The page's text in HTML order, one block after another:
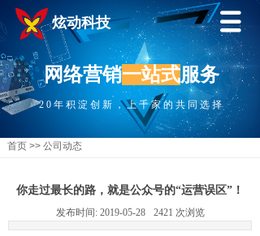
炫动科技
网络营销一站式服务
20年积淀创新，上千家的共同选择
首页 >> 公司动态
你走过最长的路，就是公众号的“运营误区”！
发布时间: 2019-05-28 2421 次浏览